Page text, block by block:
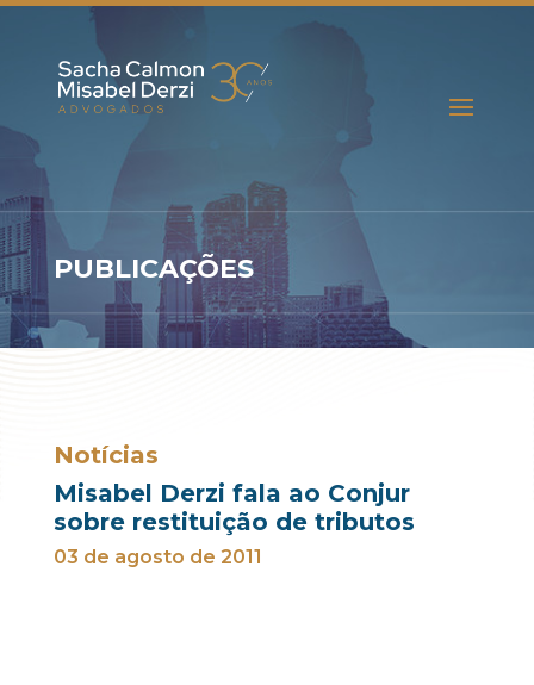
PUBLICAÇÕES
Notícias
Misabel Derzi fala ao Conjur
sobre restituição de tributos
03 de agosto de 2011